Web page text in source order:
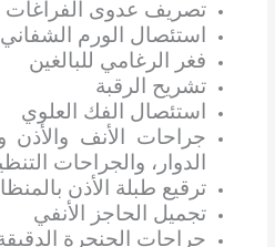
تصريف عدوى الفراغات
استئصال الورم الشفاني
فغر الرغامي للبالغين
تشريح الرقبة
استئصال الفك العلوي
جراحات الأنف والأذن
الدوار، والجراحات
ترقيع طبلة الأذن
تجميل الحاجز الأنفي
جراحات الحنجرة